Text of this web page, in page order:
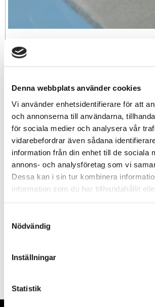
Denna webbplats använder cookies
Vi använder enhetsidentifierare för att
och annonserna till användarna,
för sociala medier och analysera vår
vidarebefordrar även sådana
information från din enhet till de sociala
annons- och analysföretag som vi
Dessa kan i sin tur kombinera
information som du har tillhandahållit
e
Nödvändig
Inställningar
Statistik
99sek
Lägg till i
Lagerstatus
skickas från